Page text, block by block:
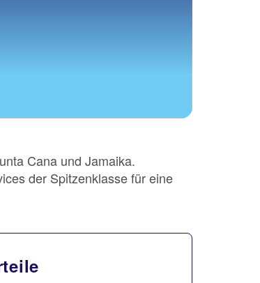
Cana und Jamaika.
der Spitzenklasse für eine